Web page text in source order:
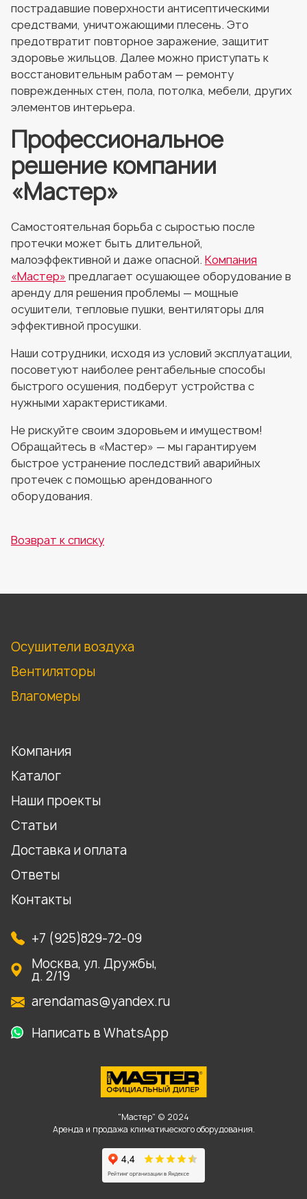
пострадавшие поверхности антисептическими
средствами, уничтожающими плесень. Это
предотвратит повторное заражение, защитит
здоровье жильцов. Далее можно приступать к
восстановительным работам — ремонту
поврежденных стен, пола, потолка, мебели, других
элементов интерьера.
Профессиональное
решение компании
«Мастер»
Самостоятельная борьба с сыростью после
протечки может быть длительной,
малоэффективной и даже опасной. Компания
«Мастер» предлагает осушающее оборудование в
аренду для решения проблемы — мощные
осушители, тепловые пушки, вентиляторы для
эффективной просушки.
Наши сотрудники, исходя из условий эксплуатации,
посоветуют наиболее рентабельные способы
быстрого осушения, подберут устройства с
нужными характеристиками.
Не рискуйте своим здоровьем и имуществом!
Обращайтесь в «Мастер» — мы гарантируем
быстрое устранение последствий аварийных
протечек с помощью арендованного
оборудования.
Возврат к списку
Осушители воздуха
Вентиляторы
Влагомеры
Компания
Каталог
Наши проекты
Статьи
Доставка и оплата
Ответы
Контакты
+7 (925)829-72-09
Москва, ул. Дружбы,
д. 2/19
arendamas@yandex.ru
Написать в WhatsApp
"Мастер" © 2024
Аренда и продажа климатического оборудования.